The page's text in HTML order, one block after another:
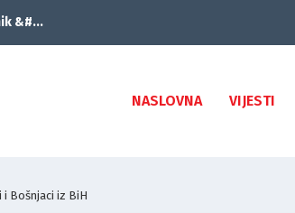
&#...
NASLOVNA VIJESTI
i Bošnjaci iz BiH